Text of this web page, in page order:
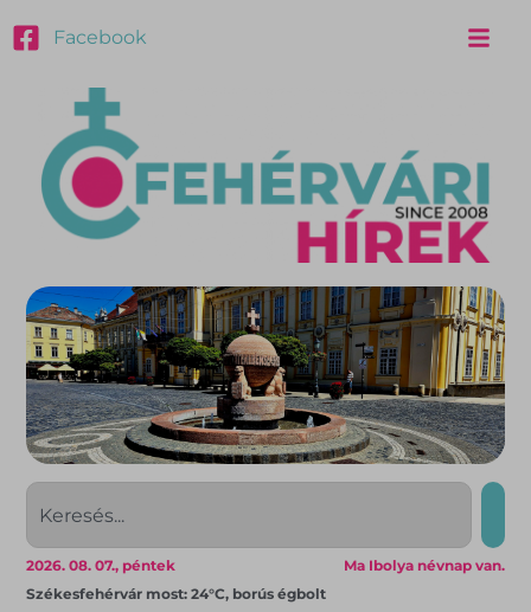
Facebook
Ma Ibolya névnap van.
2026. 08. 07., péntek
Székesfehérvár most: 24°C, borús égbolt